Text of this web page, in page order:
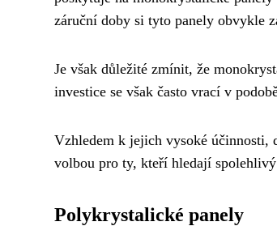
záruční doby si tyto panely obvykle
Je však důležité zmínit, že
investice se však často vrací v
Vzhledem k jejich vysoké účinnosti,
volbou pro ty, kteří hledají
Polykrystalické panely